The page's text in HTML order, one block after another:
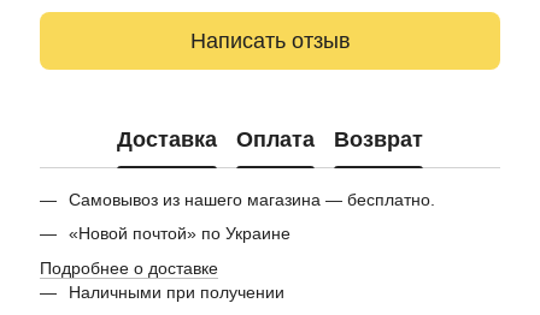
Написать отзыв
Доставка Оплата Возврат
Самовывоз из нашего магазина — бесплатно.
«Новой почтой» по Украине
Подробнее о доставке
Наличными при получении